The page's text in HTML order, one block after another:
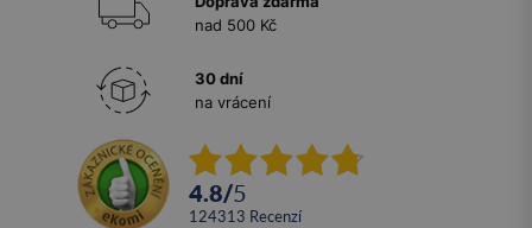
nad 500 Kč
30 dní
na vrácení
4.8/5
124313 recenzí